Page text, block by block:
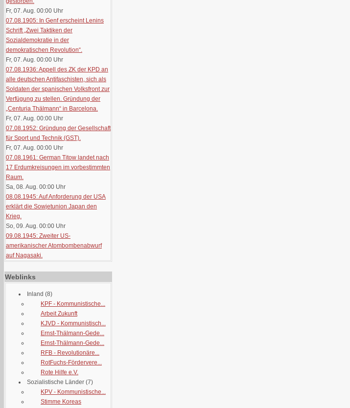
Fr, 07. Aug. 00:00 Uhr
07.08.1905: In Genf erscheint Lenins
Schrift „Zwei Taktiken der
Sozialdemokratie in der
demokratischen Revolution“.
Fr, 07. Aug. 00:00 Uhr
07.08.1936: Appell des ZK der KPD an
alle deutschen Antifaschisten, sich als
Soldaten der spanischen Volksfront zur
Verfügung zu stellen. Gründung der
„Centuria Thälmann“ in Barcelona.
Fr, 07. Aug. 00:00 Uhr
07.08.1952: Gründung der Gesellschaft
für Sport und Technik (GST).
Fr, 07. Aug. 00:00 Uhr
07.08.1961: German Titow landet nach
17 Erdumkreisungen im vorbestimmten
Raum.
Sa, 08. Aug. 00:00 Uhr
08.08.1945: Auf Anforderung der USA
erklärt die Sowjetunion Japan den
Krieg.
So, 09. Aug. 00:00 Uhr
09.08.1945: Zweiter US-
amerikanischer Atombombenabwurf
auf Nagasaki.
Weblinks
Inland (8)
KPF - Kommunistische...
Arbeit Zukunft
KJVD - Kommunistisch...
Ernst-Thälmann-Gede...
Ernst-Thälmann-Gede...
RFB - Revolutionäre...
RotFuchs-Fördervere...
Rote Hilfe e.V.
Sozialistische Länder (7)
KPV - Kommunistische...
Stimme Koreas